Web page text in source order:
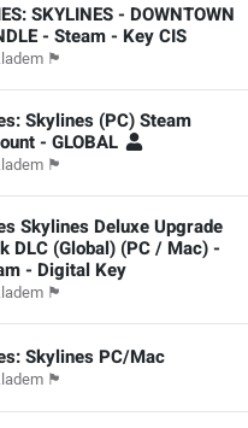
SKYLINES - DOWNTOWN
- Steam - Key CIS
🏴
Skylines (PC) Steam
- GLOBAL
🏴
Skylines Deluxe Upgrade
DLC (Global) (PC / Mac) -
- Digital Key
🏴
Skylines PC/Mac
🏴